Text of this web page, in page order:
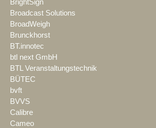
BrightSign
Broadcast Solutions
BroadWeigh
Brunckhorst
BT.innotec
btl next GmbH
BTL Veranstaltungstechnik
BÜTEC
bvft
BVVS
Calibre
Cameo